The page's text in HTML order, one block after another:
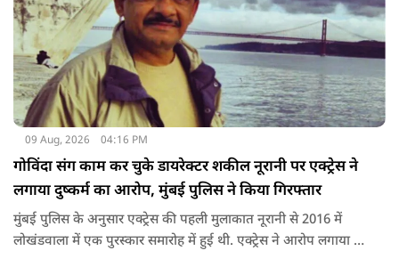
09 Aug, 2026 04:16 PM
गोविंदा संग काम कर चुके डायरेक्टर शकील नूरानी पर एक्ट्रेस ने
लगाया दुष्कर्म का आरोप, मुंबई पुलिस ने किया गिरफ्तार
मुंबई पुलिस के अनुसार एक्ट्रेस की पहली मुलाकात नूरानी से 2016 में
लोखंडवाला में एक पुरस्कार समारोह में हुई थी. एक्ट्रेस ने आरोप लगाया कि